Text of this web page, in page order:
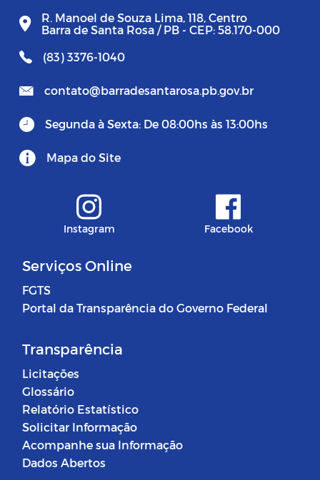
R. Manoel de Souza Lima, 118, Centro
Barra de Santa Rosa / PB - CEP: 58.170-000
(83) 3376-1040
contato@barradesantarosa.pb.gov.br
Segunda à Sexta: De 08:00hs às 13:00hs
Mapa do Site
Instagram Facebook
Serviços Online
FGTS
Portal da Transparência do Governo Federal
Transparência
Licitações
Glossário
Relatório Estatístico
Solicitar Informação
Acompanhe sua Informação
Dados Abertos